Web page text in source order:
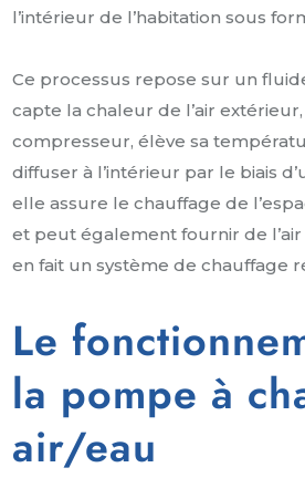
l’intérieur de l’habitation sous
Ce processus repose sur un
capte la chaleur de l’air extérieur,
compresseur, élève sa
diffuser à l’intérieur par le biais
elle assure le chauffage de
et peut également fournir de l’air
en fait un système de chauffage
Le
la pompe à
air/eau